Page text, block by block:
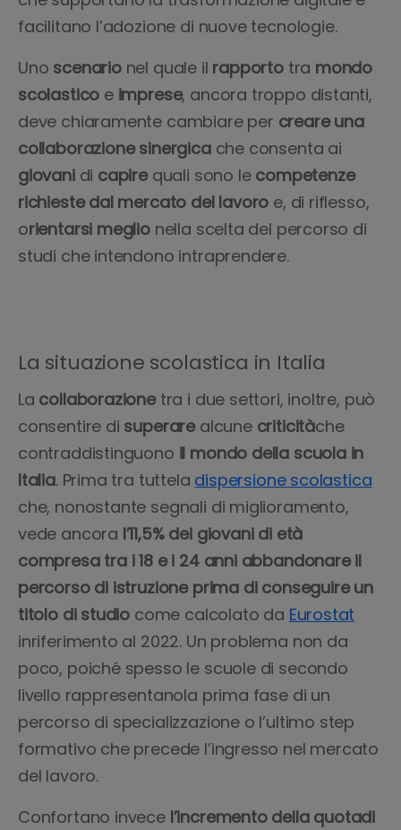
facilitano l’adozione di nuove tecnologie.
Uno scenario nel quale il rapporto tra mondo
scolastico e imprese, ancora troppo distanti,
deve chiaramente cambiare per creare una
collaborazione sinergica che consenta ai
giovani di capire quali sono lecompetenze
richieste dal mercato del lavoro e, di riflesso,
orientarsi meglionella scelta del percorso di
studi che intendono intraprendere.
La situazione scolastica in Italia
La collaborazione tra i due settori, inoltre, può
consentire di superarealcune criticitàche
contraddistinguono il mondo della scuola in
Italia. Prima tra tuttela dispersione scolastica
che, nonostante segnali di miglioramento,
vede ancora l’11,5% dei giovani di età
compresa tra i 18 e i 24 anni abbandonare il
percorso di istruzione prima di conseguire un
titolo di studio come calcolato da Eurostat
inriferimento al 2022. Un problema non da
poco, poiché spesso le scuole di secondo
livello rappresentanola prima fase di un
percorso di specializzazione o l’ultimo step
formativo che precede l’ingresso nel mercato
del lavoro.
Confortano invece l’incremento della quotadi